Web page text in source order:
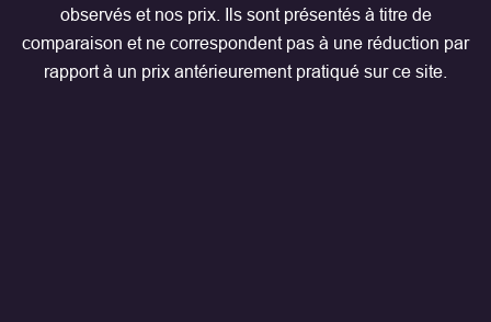
observés et nos prix. Ils sont présentés à titre de
comparaison et ne correspondent pas à une réduction par
rapport à un prix antérieurement pratiqué sur ce site.